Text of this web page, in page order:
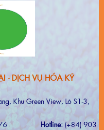
- DỊCH VỤ HÓA KỸ
Khu Green View, Lô S1-3,
/ 75 /76 Hotline: (+84) 903